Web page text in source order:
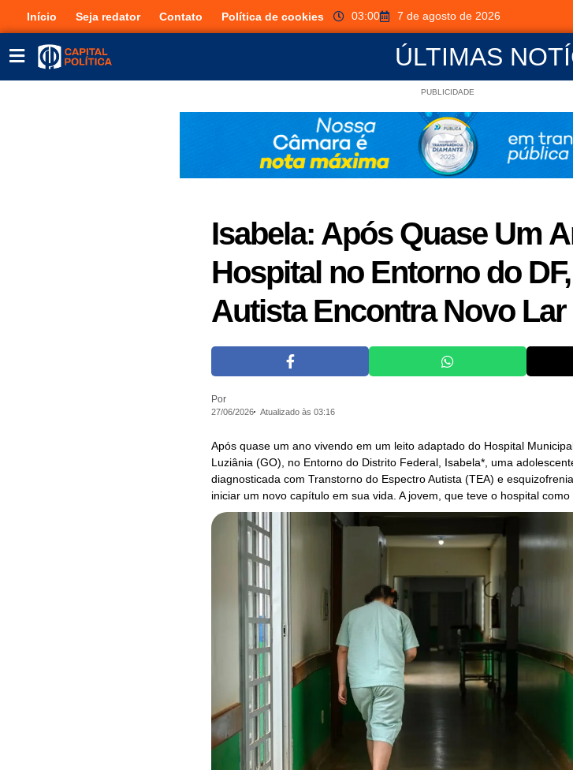
Início Seja redator Contato Política de cookies 03:00 7 de agosto de 2026
ÚLTIMAS
PUBLICIDADE
Isabela: Após Quase Um
Hospital no Entorno do
Autista Encontra Novo Lar
Por
27/06/2026 Atualizado às 03:16
Após quase um ano vivendo em um leito adaptado do Hospital
Luziânia (GO), no Entorno do Distrito Federal, Isabela*, uma
diagnosticada com Transtorno do Espectro Autista (TEA) e
iniciar um novo capítulo em sua vida. A jovem, que teve o hospital